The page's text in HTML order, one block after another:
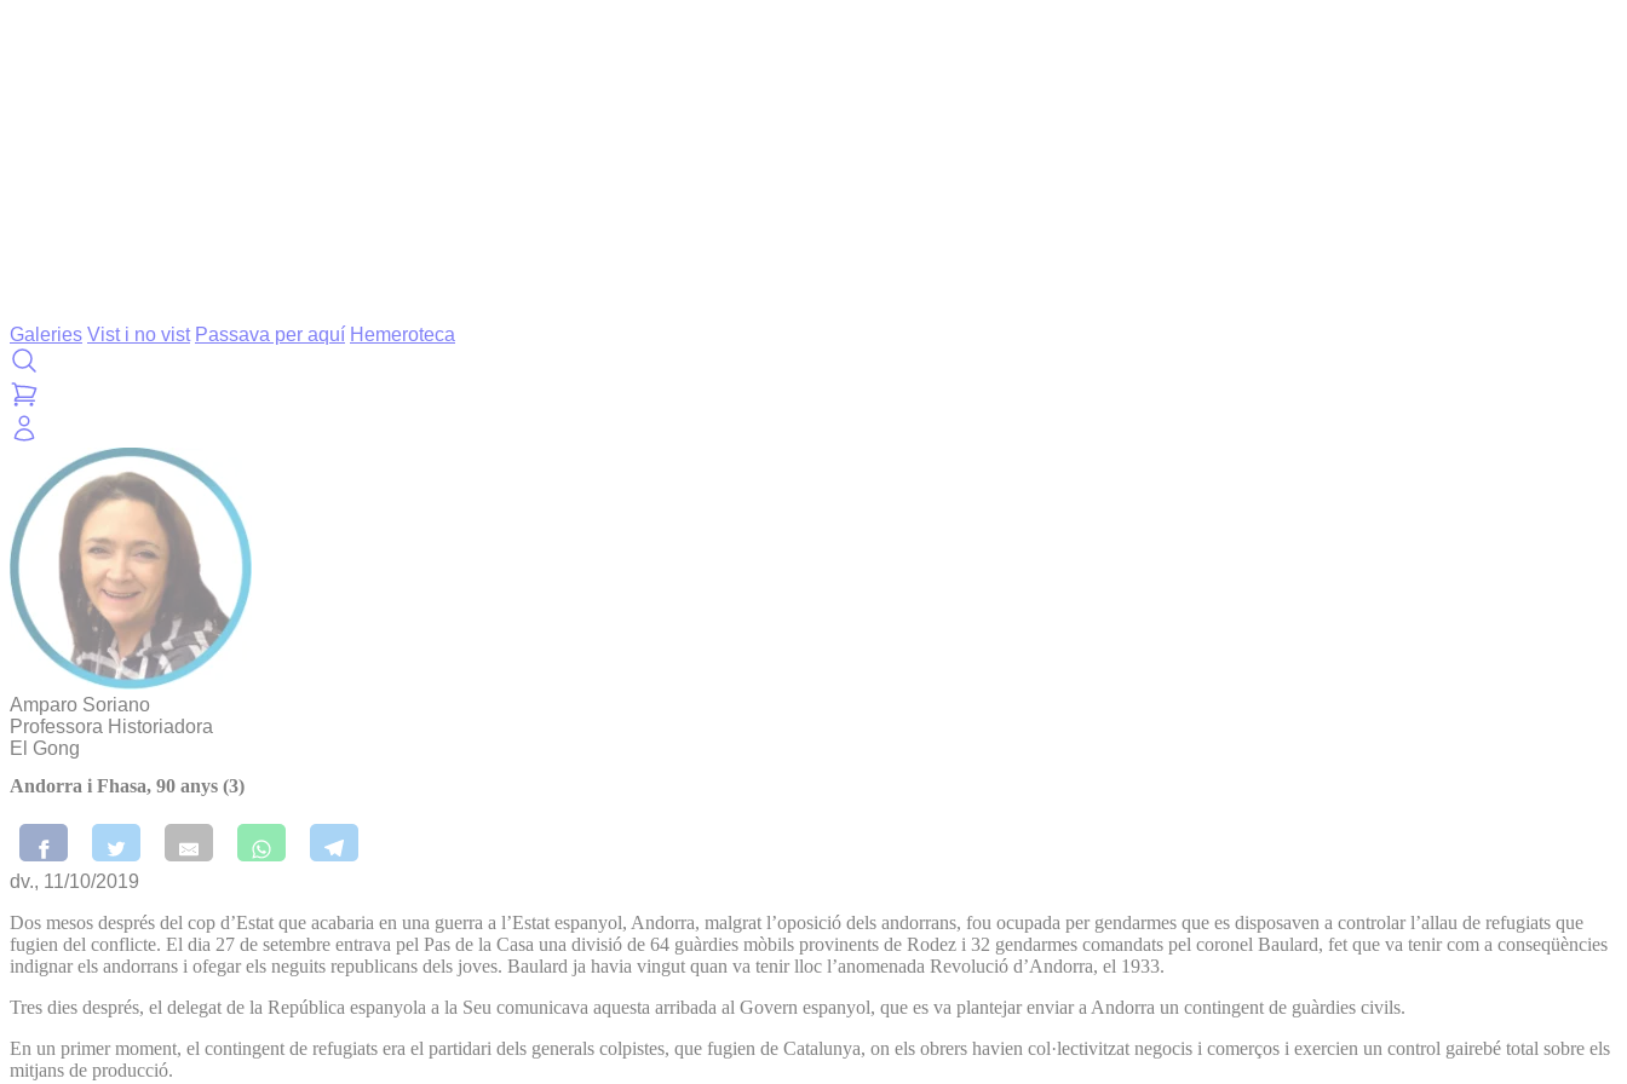
Galeries Vist i no vist Passava per aquí Hemeroteca
Amparo Soriano
Professora Historiadora
El Gong
Andorra i Fhasa, 90 anys (3)
dv., 11/10/2019
Dos mesos després del cop d’Estat que acabaria en una guerra a l’Estat espanyol, Andorra, malgrat l’oposició dels andorrans, fou ocupada per gendarmes que es disposaven a controlar l’allau de refugiats que
fugien del conflicte. El dia 27 de setembre entrava pel Pas de la Casa una divisió de 64 guàrdies mòbils provinents de Rodez i 32 gendarmes comandats pel coronel Baulard, fet que va tenir com a conseqüències
indignar els andorrans i ofegar els neguits republicans dels joves. Baulard ja havia vingut quan va tenir lloc l’anomenada Revolució d’Andorra, el 1933.
Tres dies després, el delegat de la República espanyola a la Seu comunicava aquesta arribada al Govern espanyol, que es va plantejar enviar a Andorra un contingent de guàrdies civils.
En un primer moment, el contingent de refugiats era el partidari dels generals colpistes, que fugien de Catalunya, on els obrers havien col·lectivitzat negocis i comerços i exercien un control gairebé total sobre els
mitjans de producció.